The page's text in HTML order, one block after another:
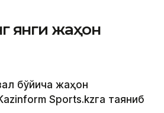
янги жаҳон
бўйича жаҳон
Sports.kzга таяниб